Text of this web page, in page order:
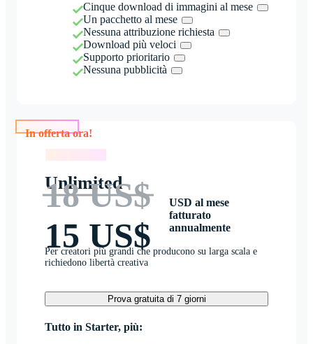
Cinque download di immagini al mese
Un pacchetto al mese
Nessuna attribuzione richiesta
Download più veloci
Supporto prioritario
Nessuna pubblicità
Unlimited
18 US$
15 US$
USD al mese
fatturato
annualmente
Per creatori più grandi che producono su larga scala e
richiedono libertà creativa
Prova gratuita di 7 giorni
Tutto in Starter, più: